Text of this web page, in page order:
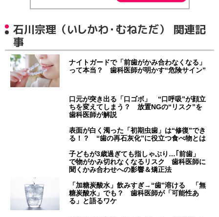
石川宗理（いしかわ・むねただ） 関連記
事
ナイトガードで「前歯がかみ合わなくなる」
って本当？ 歯科医師が明かす“危険サイン”
口元が突き出る「口ゴボ」 “口呼吸”が顔立
ちを変えてしまう？ 放置NGの“リスク”を
歯科医師が解説
表面が白く濁った「初期虫歯」は“修復”でき
る！？ “歯の再石灰化”に役立つ食べ物とは
子どもが3歳過ぎても指しゃぶり…｢前歯」
で物がかみ切れなくなるリスク 歯科医師に
聞くかみ合わせへの影響＆矯正法
「加糖炭酸水」飲みすぎ→“歯”溶ける 「無
糖炭酸水」でも？ 歯科医師が「可能性あ
る」と語るワケ